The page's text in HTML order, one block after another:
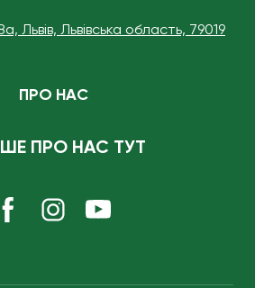
Львів, Львівська область, 79019
ПРО НАС
ПРО НАС ТУТ